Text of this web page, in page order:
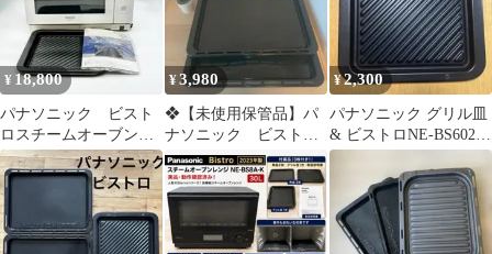
¥ 18,800
パナソニック ビスト
ロスチームオーブン
NE-BS656 (2019年製)
¥3,980
❖【未使用保管品】パ
ナソニック ビスト
ロ 角皿 2枚 スチー
ムオーブンレンジ
¥2,300
パナソニック グリル皿
& ビストロNE-BS602取
扱説明書レシピ集